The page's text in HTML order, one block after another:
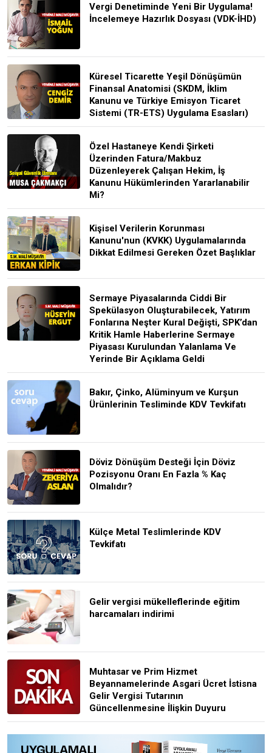
Vergi Denetiminde Yeni Bir Uygulama!
İncelemeye Hazırlık Dosyası (VDK-İHD)
Küresel Ticarette Yeşil Dönüşümün
Finansal Anatomisi (SKDM, İklim
Kanunu ve Türkiye Emisyon Ticaret
Sistemi (TR-ETS) Uygulama Esasları)
Özel Hastaneye Kendi Şirketi
Üzerinden Fatura/Makbuz
Düzenleyerek Çalışan Hekim, İş
Kanunu Hükümlerinden Yararlanabilir
Mi?
Kişisel Verilerin Korunması
Kanunu'nun (KVKK) Uygulamalarında
Dikkat Edilmesi Gereken Özet Başlıklar
Sermaye Piyasalarında Ciddi Bir
Spekülasyon Oluşturabilecek, Yatırım
Fonlarına Neşter Kural Değişti, SPK’dan
Kritik Hamle Haberlerine Sermaye
Piyasası Kurulundan Yalanlama Ve
Yerinde Bir Açıklama Geldi
Bakır, Çinko, Alüminyum ve Kurşun
Ürünlerinin Tesliminde KDV Tevkifatı
Döviz Dönüşüm Desteği İçin Döviz
Pozisyonu Oranı En Fazla % Kaç
Olmalıdır?
Külçe Metal Teslimlerinde KDV
Tevkifatı
Gelir vergisi mükelleflerinde eğitim
harcamaları indirimi
Muhtasar ve Prim Hizmet
Beyannamelerinde Asgari Ücret İstisna
Gelir Vergisi Tutarının
Güncellenmesine İlişkin Duyuru